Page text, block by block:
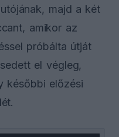
majd a két
amikor az
próbálta útját
el végleg,
későbbi előzési